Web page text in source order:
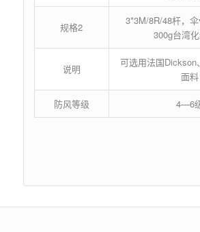
规格2
3*3M/8R/48杆，伞
300g台湾
说明
可选用法国Dickson
面料
防风等级 4—6